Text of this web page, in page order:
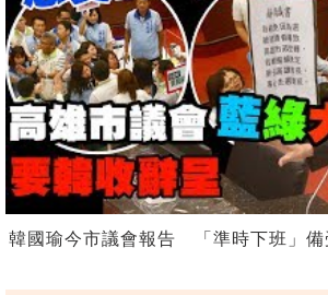
韓國瑜今市議會報告 「準時下班」備